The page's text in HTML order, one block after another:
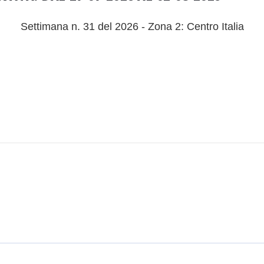
Settimana n. 31 del 2026 - Zona 2: Centro Italia